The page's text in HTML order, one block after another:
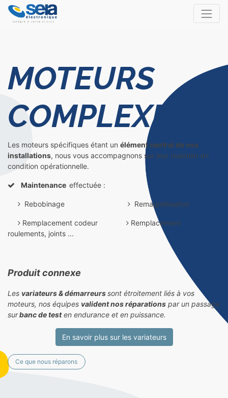
MOTEURS
COMPLEXES
Les moteurs spécifiques étant un élément central de vos
installations, nous vous accompagnons sur leur maintien en
condition opérationnelle.
Maintenance effectuée :
Rebobinage Remagnétisation
Remplacement codeur
Remplacement
roulements, joints ...
Produit connexe
Les variateurs & démarreurssont étroitement liés à vos
moteurs, nos équipes valident nos réparations par un passage
surbanc de testen endurance et en puissance.
En savoir plus sur les variateurs
Ce que nous réparons